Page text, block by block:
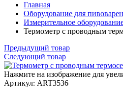
Главная
Оборудование для
Измерительное
Термометр с проводным
Предыдущий товар
Следующий товар
Нажмите на изображение для
Артикул: ART3536